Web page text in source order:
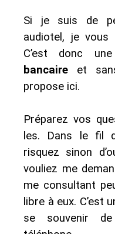
Si je suis de
audiotel, je vous
C’est donc
bancaire et
propose ici.
Préparez vos
les. Dans le fil
risquez sinon
vouliez me
me consultant
libre à eux. C’est
se souvenir